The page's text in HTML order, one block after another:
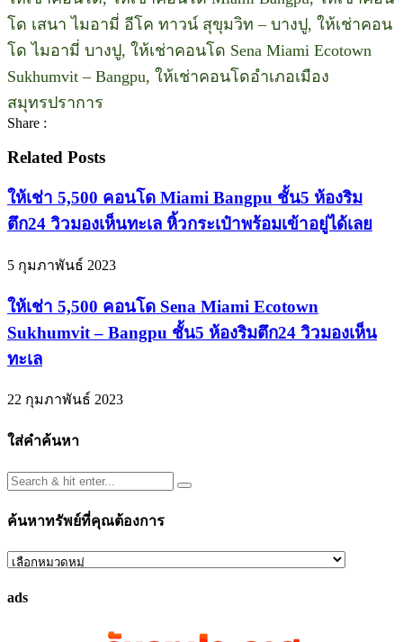
โด เสนา ไมอามี่ อีโค ทาวน์ สุขุมวิท – บางปู, ให้เช่าคอน
โด ไมอามี่ บางปู, ให้เช่าคอนโด Sena Miami Ecotown
Sukhumvit – Bangpu, ให้เช่าคอนโดอำเภอเมือง
สมุทรปราการ
Share :
Related Posts
ให้เช่า 5,500 คอนโด Miami Bangpu ชั้น5 ห้องริม
ตึก24 วิวมองเห็นทะเล หิ้วกระเป๋าพร้อมเข้าอยู่ได้เลย
5 กุมภาพันธ์ 2023
ให้เช่า 5,500 คอนโด Sena Miami Ecotown
Sukhumvit – Bangpu ชั้น5 ห้องริมตึก24 วิวมองเห็น
ทะเล
22 กุมภาพันธ์ 2023
ใส่คำค้นหา
ค้นหาทรัพย์ที่คุณต้องการ
ค้นหา
ที่
ads